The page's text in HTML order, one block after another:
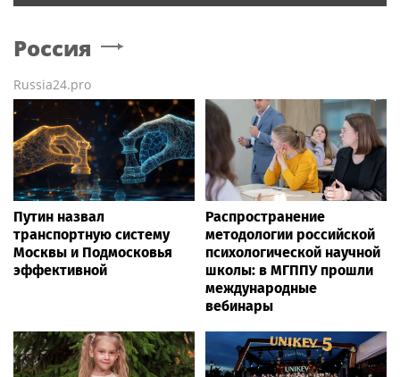
Россия
Russia24.pro
Путин назвал
транспортную систему
Москвы и Подмосковья
эффективной
Распространение
методологии российской
психологической научной
школы: в МГППУ прошли
международные
вебинары